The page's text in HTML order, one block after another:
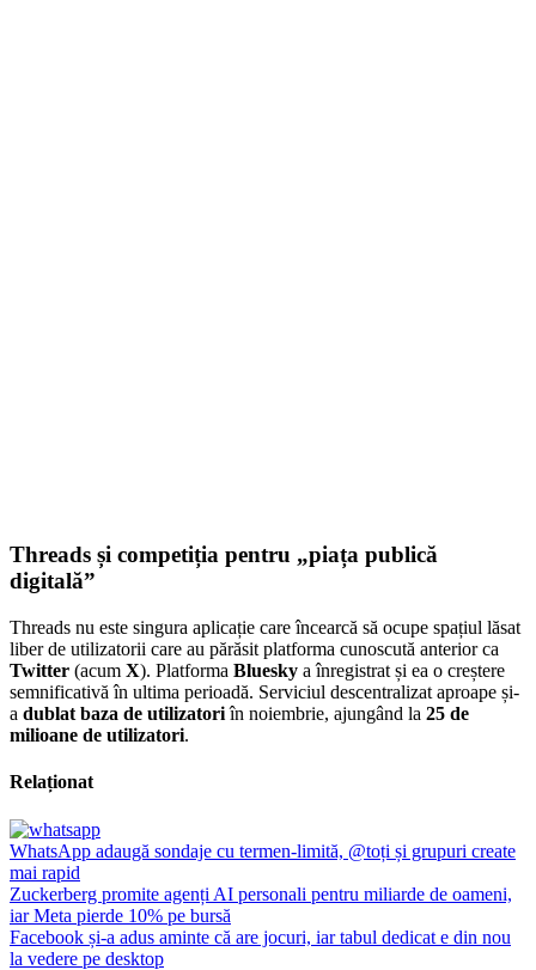
Threads și competiția pentru „piața publică
digitală”
Threads nu este singura aplicație care încearcă să ocupe spațiul lăsat
liber de utilizatorii care au părăsit platforma cunoscută anterior ca
Twitter (acum X). Platforma Bluesky a înregistrat și ea o creștere
semnificativă în ultima perioadă. Serviciul descentralizat aproape și-
a dublat baza de utilizatoriîn noiembrie, ajungând la 25 de
milioane de utilizatori.
Relaționat
WhatsApp adaugă sondaje cu termen-limită, @toți și grupuri create
mai rapid
Zuckerberg promite agenți AI personali pentru miliarde de oameni,
iar Meta pierde 10% pe bursă
Facebook și-a adus aminte că are jocuri, iar tabul dedicat e din nou
la vedere pe desktop